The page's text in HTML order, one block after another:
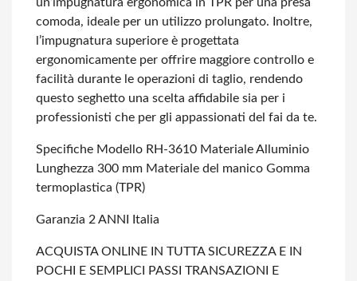
comoda, ideale per un utilizzo prolungato. Inoltre,
l’impugnatura superiore è progettata
ergonomicamente per offrire maggiore controllo e
facilità durante le operazioni di taglio, rendendo
questo seghetto una scelta affidabile sia per i
professionisti che per gli appassionati del fai da te.
Specifiche Modello RH-3610 Materiale Alluminio
Lunghezza 300 mm Materiale del manico Gomma
termoplastica (TPR)
Garanzia 2 ANNI Italia
ACQUISTA ONLINE IN TUTTA SICUREZZA E IN
POCHI E SEMPLICI PASSI TRANSAZIONI E